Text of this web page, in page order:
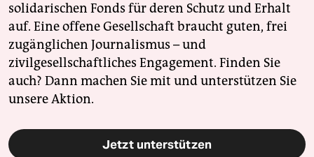
solidarischen Fonds für deren Schutz und Erhalt
auf. Eine offene Gesellschaft braucht guten, frei
zugänglichen Journalismus – und
zivilgesellschaftliches Engagement. Finden Sie
auch? Dann machen Sie mit und unterstützen Sie
unsere Aktion.
Jetzt unterstützen